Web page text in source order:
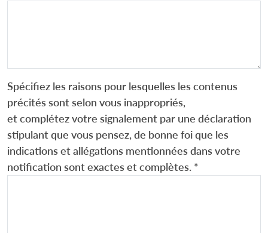
Spécifiez les raisons pour lesquelles les contenus
précités sont selon vous inappropriés,
et complétez votre signalement par une déclaration
stipulant que vous pensez, de bonne foi que les
indications et allégations mentionnées dans votre
notification sont exactes et complètes. *